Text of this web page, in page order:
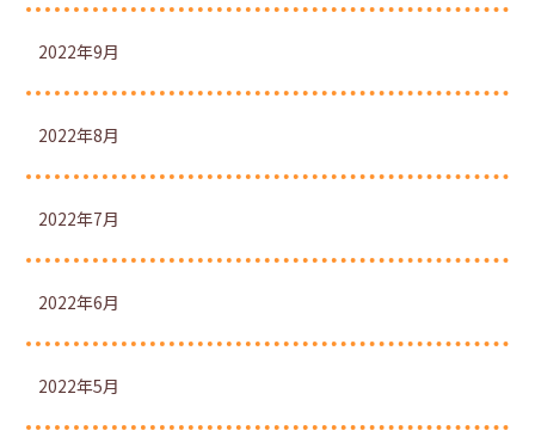
2022年9月
2022年8月
2022年7月
2022年6月
2022年5月